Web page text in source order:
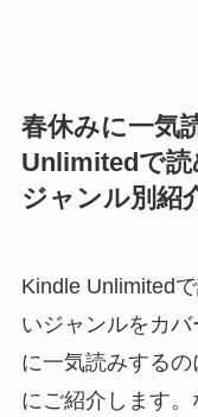
春休みに一気
Unlimitedで読
ジャンル別紹
Kindle Unlimited
いジャンルをカ
に一気読みする
にご紹介します